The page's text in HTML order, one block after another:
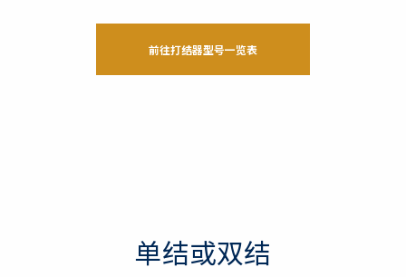
前往打结器型号一览表
单结或双结